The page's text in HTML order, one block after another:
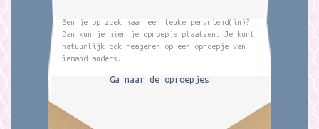
Ben je op zoek naar een leuke penvriend(in)?
Dan kun je hier je oproepje plaatsen. Je kunt
natuurlijk ook reageren op een oproepje van
iemand anders.
Ga naar de oproepjes